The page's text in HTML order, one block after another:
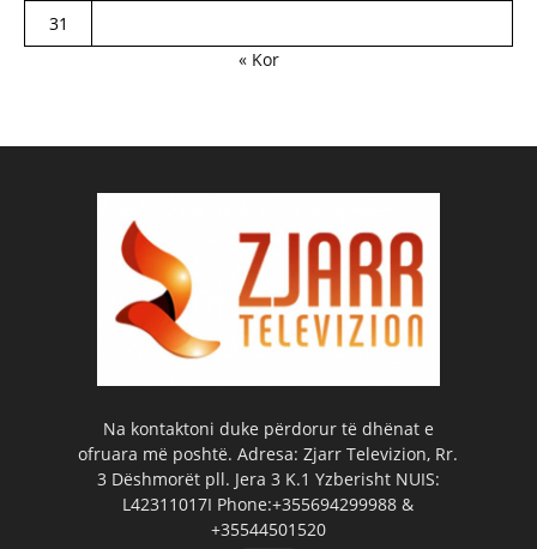
31
« Kor
Na kontaktoni duke përdorur të dhënat e
ofruara më poshtë. Adresa: Zjarr Televizion, Rr.
3 Dëshmorët pll. Jera 3 K.1 Yzberisht NUIS:
L42311017I Phone:+355694299988 &
+35544501520